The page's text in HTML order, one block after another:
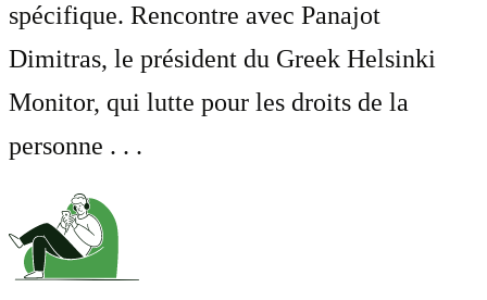
spécifique. Rencontre avec Panajot
Dimitras, le président du Greek Helsinki
Monitor, qui lutte pour les droits de la
personne . . .